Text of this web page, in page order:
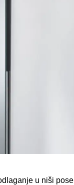
u niši